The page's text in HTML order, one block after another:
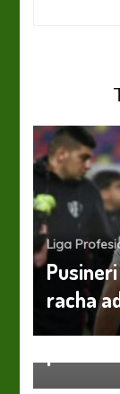
Liga
racha
San
Sin
San Lorenzo